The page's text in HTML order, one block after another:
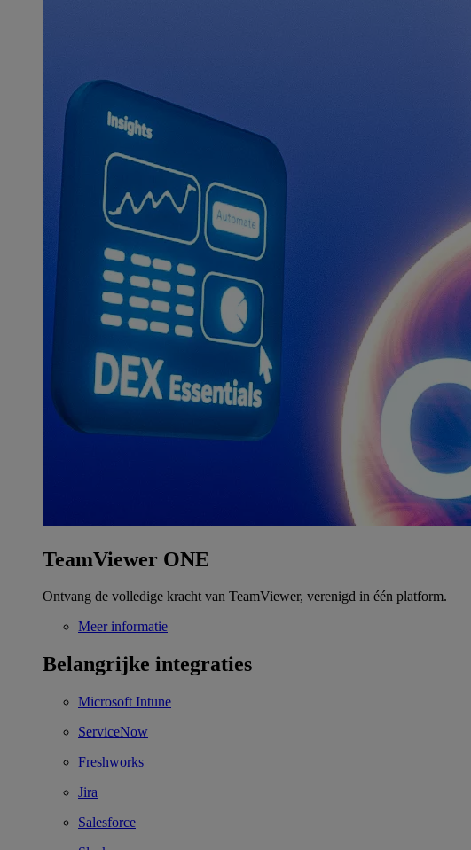
TeamViewer ONE
Ontvang de volledige kracht van TeamViewer, verenigd in één platform.
Meer informatie
Belangrijke integraties
Microsoft Intune
ServiceNow
Freshworks
Jira
Salesforce